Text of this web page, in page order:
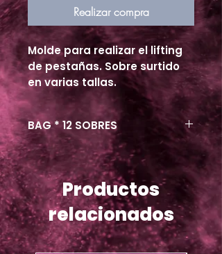
Realizar compra
Molde para realizar el lifting
de pestañas. Sobre surtido
en varias tallas.
BAG * 12 SOBRES
Productos
relacionados